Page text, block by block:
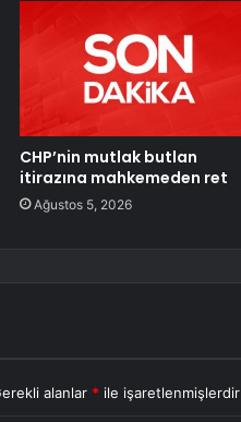
CHP’nin mutlak butlan
itirazına mahkemeden ret
Ağustos 5, 2026
alanlar * ile işaretlenmişlerdir